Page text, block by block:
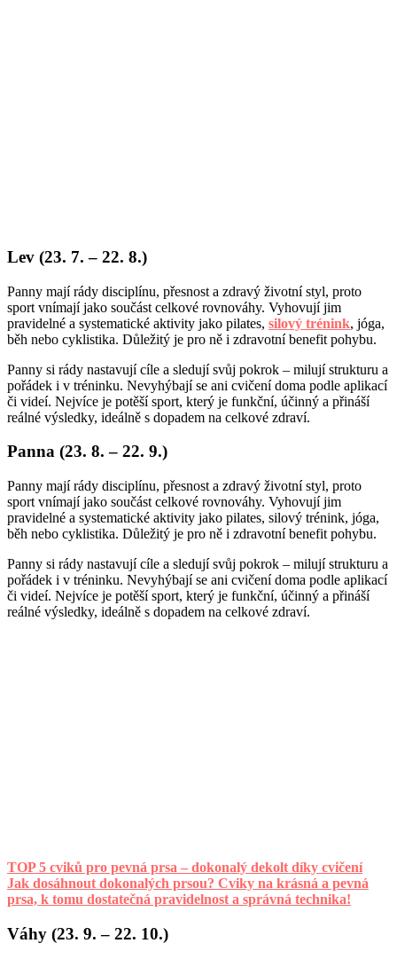
Lev (23. 7. – 22. 8.)
Panny mají rády disciplínu, přesnost a zdravý životní styl, proto
sport vnímají jako součást celkové rovnováhy. Vyhovují jim
pravidelné a systematické aktivity jako pilates, silový trénink, jóga,
běh nebo cyklistika. Důležitý je pro ně i zdravotní benefit pohybu.
Panny si rády nastavují cíle a sledují svůj pokrok – milují strukturu a
pořádek i v tréninku. Nevyhýbají se ani cvičení doma podle aplikací
či videí. Nejvíce je potěší sport, který je funkční, účinný a přináší
reálné výsledky, ideálně s dopadem na celkové zdraví.
Panna (23. 8. – 22. 9.)
Panny mají rády disciplínu, přesnost a zdravý životní styl, proto
sport vnímají jako součást celkové rovnováhy. Vyhovují jim
pravidelné a systematické aktivity jako pilates, silový trénink, jóga,
běh nebo cyklistika. Důležitý je pro ně i zdravotní benefit pohybu.
Panny si rády nastavují cíle a sledují svůj pokrok – milují strukturu a
pořádek i v tréninku. Nevyhýbají se ani cvičení doma podle aplikací
či videí. Nejvíce je potěší sport, který je funkční, účinný a přináší
reálné výsledky, ideálně s dopadem na celkové zdraví.
TOP 5 cviků pro pevná prsa – dokonalý dekolt díky cvičení
Jak dosáhnout dokonalých prsou? Cviky na krásná a pevná
prsa, k tomu dostatečná pravidelnost a správná technika!
Váhy (23. 9. – 22. 10.)